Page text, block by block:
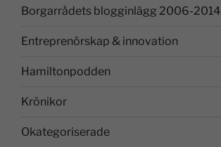
Borgarrådets blogginlägg 2006-2014
Entreprenörskap & innovation
Hamiltonpodden
Krönikor
Okategoriserade